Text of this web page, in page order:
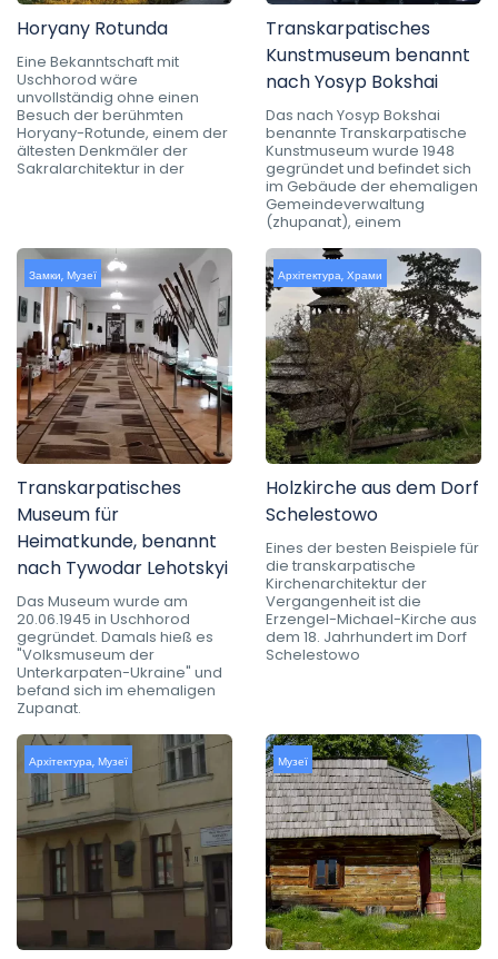
Horyany Rotunda
Eine Bekanntschaft mit
Uschhorod wäre
unvollständig ohne einen
Besuch der berühmten
Horyany-Rotunde, einem der
ältesten Denkmäler der
Sakralarchitektur in der
Transkarpatisches
Kunstmuseum benannt
nach Yosyp Bokshai
Das nach Yosyp Bokshai
benannte Transkarpatische
Kunstmuseum wurde 1948
gegründet und befindet sich
im Gebäude der ehemaligen
Gemeindeverwaltung
(zhupanat), einem
Замки, Музеї
Transkarpatisches
Museum für
Heimatkunde, benannt
nach Tywodar Lehotskyi
Das Museum wurde am
20.06.1945 in Uschhorod
gegründet. Damals hieß es
"Volksmuseum der
Unterkarpaten-Ukraine" und
befand sich im ehemaligen
Zupanat.
Архітектура, Храми
Holzkirche aus dem Dorf
Schelestowo
Eines der besten Beispiele für
die transkarpatische
Kirchenarchitektur der
Vergangenheit ist die
Erzengel-Michael-Kirche aus
dem 18. Jahrhundert im Dorf
Schelestowo
Архітектура, Музеї Музеї